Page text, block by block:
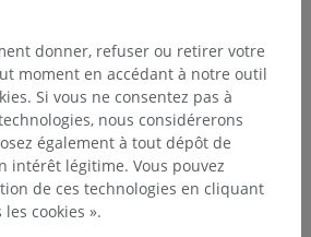
> Diencéphale>
:
pituitaire]
donner, refuser ou retirer votre
moment en accédant à notre outil
Si vous ne consentez pas à
nous considérerons
également à tout dépôt de
intérêt légitime. Vous pouvez
de ces technologies en cliquant
cookies ».